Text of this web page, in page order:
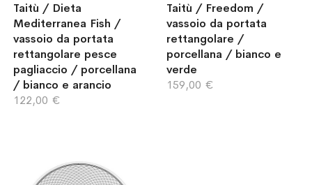
Taitù / Dieta
Mediterranea Fish /
vassoio da portata
rettangolare pesce
pagliaccio / porcellana
/ bianco e arancio
122,00 €
Taitù / Freedom /
vassoio da portata
rettangolare /
porcellana / bianco e
verde
159,00 €